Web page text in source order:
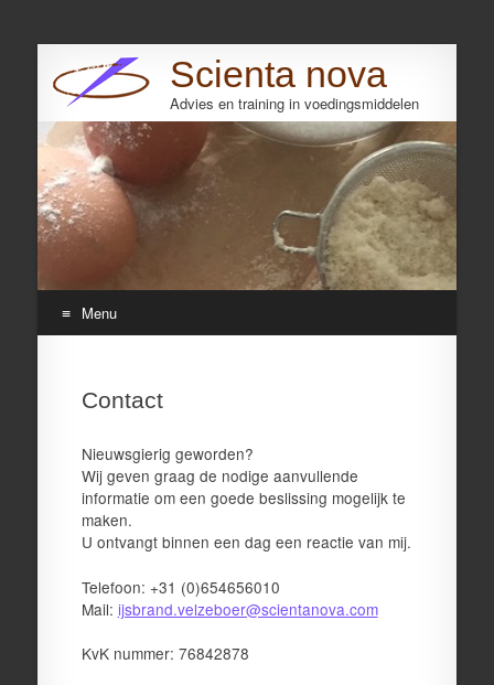
Scienta nova
Advies en training in voedingsmiddelen
Search
Menu
contentContact
Nieuwsgierig geworden?
Wij geven graag de nodige aanvullende
informatie om een goede beslissing mogelijk te
maken.
U ontvangt binnen een dag een reactie van mij.
Telefoon: +31 (0)654656010
Mail: ijsbrand.velzeboer@scientanova.com
KvK nummer: 76842878